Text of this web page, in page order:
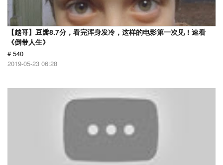
【越哥】豆瓣8.7分，看完浑身发冷，这样的电影第一次见！速看
《倒带人生》
# 540
2019-05-23 06:28